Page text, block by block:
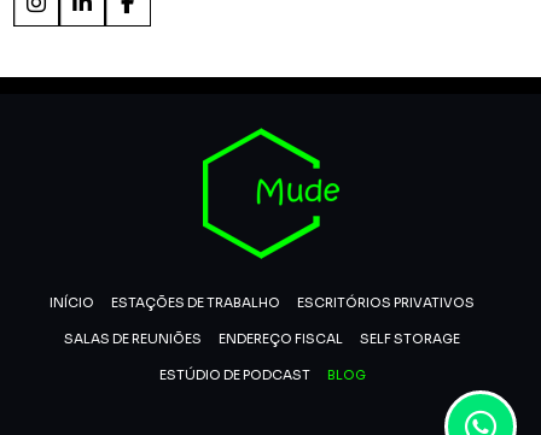
INÍCIO ESTAÇÕES DE TRABALHO ESCRITÓRIOS PRIVATIVOS
SALAS DE REUNIÕES ENDEREÇO FISCAL SELF STORAGE
ESTÚDIO DE PODCAST BLOG